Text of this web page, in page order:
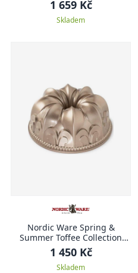
1 659 Kč
Skladem
Nordic Ware Spring &
Summer Toffee Collection
Forma na bábovku 23,5 cm
KRÁLOVSKÁ LILIE
1 450 Kč
Skladem